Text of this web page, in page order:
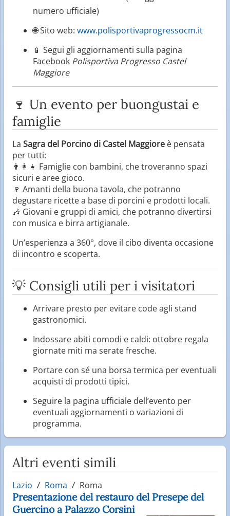
numero ufficiale)
🌐 Sito web: www.polisportivaprogressocm.it
📱 Segui gli aggiornamenti sulla pagina
Facebook Polisportiva Progresso Castel
Maggiore
🍷 Un evento per buongustai e
famiglie
La Sagra del Porcino di Castel Maggiore è pensata
per tutti:
👨‍👩‍👧 Famiglie con bambini, che troveranno spazi
sicuri e aree gioco.
🍷 Amanti della buona tavola, che potranno
degustare ricette a base di porcini e prodotti locali.
🎶 Giovani e gruppi di amici, che potranno divertirsi
con musica e birra artigianale.
Un’esperienza a 360°, dove il cibo diventa occasione
di incontro e scoperta.
💡 Consigli utili per i visitatori
Arrivare presto per evitare code agli stand
gastronomici.
Indossare abiti comodi e caldi: ottobre regala
giornate miti ma serate fresche.
Portare con sé una borsa termica per eventuali
acquisti di prodotti tipici.
Seguire la pagina ufficiale dell’evento per
eventuali aggiornamenti o variazioni di
programma.
Altri eventi simili
Lazio Roma Roma
Presentazione del restauro del Presepe del
Guercino a Palazzo Corsini